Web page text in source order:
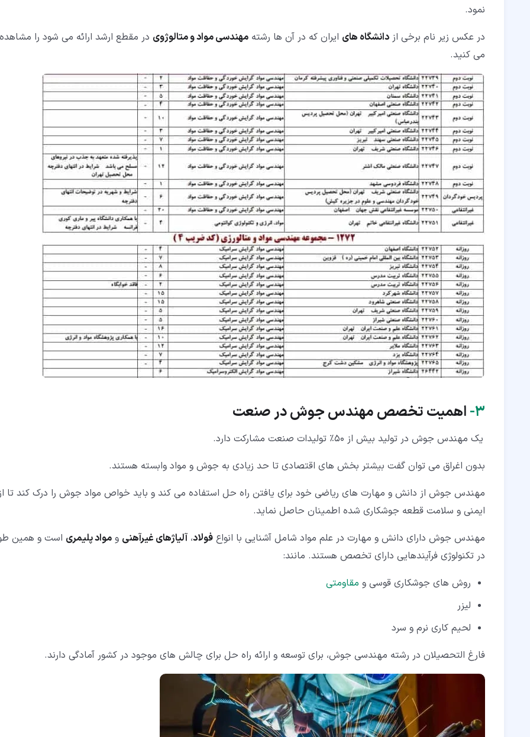
نمود.
در عکس زیر نام برخی از دانشگاه های ایران که در آن ها رشته مهندسی مواد و متالوژوی در مقطع ارشد ارائه می شود را مشاهده
می کنید.
۳‏- اهمیت تخصص مهندس جوش در صنعت
یک مهندس جوش در تولید بیش از ۵۰% تولیدات صنعت مشارکت دارد.
بدون اغراق می توان گفت بیشتر بخش های اقتصادی تا حد زیادی به جوش و مواد وابسته هستند.
مهندس جوش از دانش و مهارت های ریاضی خود برای یافتن راه حل استفاده می کند و باید خواص مواد جوش را درک کند تا
ایمنی و سلامت قطعه جوشکاری شده اطمینان حاصل نماید.
مهندس جوش دارای دانش و مهارت در علم مواد شامل آشنایی با انواع فولاد، آلیاژهای غیرآهنی و مواد پلیمری است و همین
در تکنولوژی فرآیندهایی دارای تخصص هستند. مانند:
روش های جوشکاری قوسی و مقاومتی
لیزر
لحیم کاری نرم و سرد
فارغ التحصیلان در رشته مهندسی جوش، برای توسعه و ارائه راه حل برای چالش های موجود در کشور آمادگی دارند.